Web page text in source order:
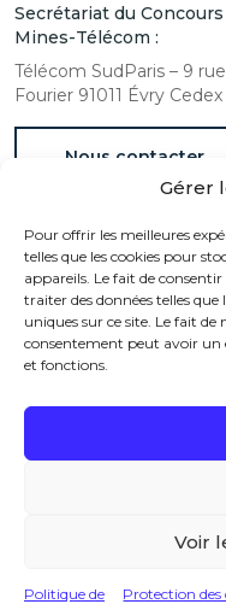
Gérer
Pour offrir les meilleures
telles que les cookies pour
appareils. Le fait de
traiter des données telles
uniques sur ce site. Le fait
consentement peut avoir un
et fonctions.
Voir
Politique de Protection des
Secrétariat du Concours
Mines-Télécom :
Télécom SudParis – 9
Fourier 91011 Évry Cedex
Nous contacter
Espace Presse
Protection des
Mentions légales
Administrateur
Politique de cookies (UE)